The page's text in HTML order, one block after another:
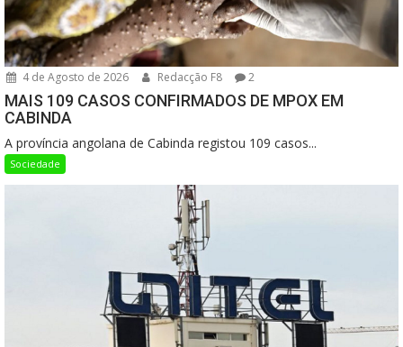
4 de Agosto de 2026 Redacção F8 2
MAIS 109 CASOS CONFIRMADOS DE MPOX EM
CABINDA
A província angolana de Cabinda registou 109 casos...
Sociedade